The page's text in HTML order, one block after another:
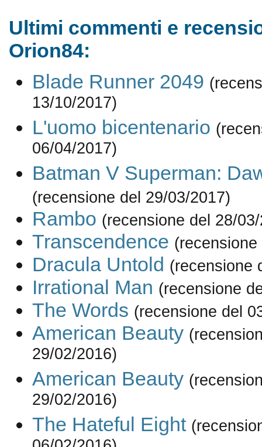
Ultimi commenti e
Orion84:
Blade Runner 2049
13/10/2017)
L'uomo bicentenario
06/04/2017)
Batman V Superman:
(recensione del 29/03/2017)
Rambo (recensione del 28/
Transcendence
Dracula Untold (recensione
Irrational Man (recensione
The Words (recensione del
American Beauty
29/02/2016)
American Beauty
29/02/2016)
The Hateful Eight